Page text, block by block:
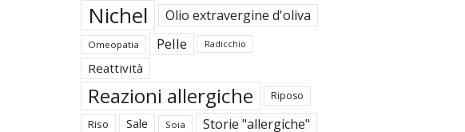
Nichel Olio extravergine d'oliva
Omeopatia Pelle Radicchio
Reattività
Reazioni allergiche Riposo
Riso Sale Soia Storie "allergiche"